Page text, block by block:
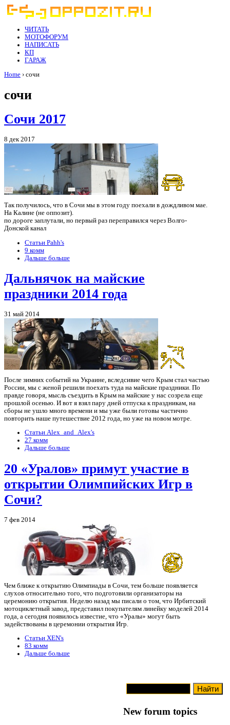
ЧИТАТЬ
МОТОФОРУМ
НАПИСАТЬ
КП
ГАРАЖ
Home › сочи
сочи
Сочи 2017
8 дек 2017
Так получилось, что в Сочи мы в этом году поехали в дождливом мае.
На Калине (не оппозит).
по дороге заплутали, но первый раз переправился через Волго-
Донской канал
Статьи Pahh's
9 комм
Дальше больше
Дальнячок на майские
праздники 2014 года
31 май 2014
После зимних событий на Украине, вследсивие чего Крым стал частью
России, мы с женой решили поехать туда на майские праздники. По
правде говоря, мысль съездить в Крым на майские у нас созрела еще
прошлой осенью. И вот я взял пару дней отпуска к праздникам, на
сборы не ушло много времени и мы уже были готовы частично
повторить наше путешествие 2012 года, но уже на новом мотре.
Статьи Alex_and_Alex's
27 комм
Дальше больше
20 «Уралов» примут участие в
открытии Олимпийских Игр в
Сочи?
7 фев 2014
Чем ближе к открытию Олимпиады в Сочи, тем больше появляется
слухов относительно того, что подготовили организаторы на
церемонию открытия. Неделю назад мы писали о том, что Ирбитский
мотоциклетный завод, представил покупателям линейку моделей 2014
года, а сегодня появилось известие, что «Уралы» могут быть
задействованы в церемонии открытия Игр.
Статьи XEN's
83 комм
Дальше больше
New forum topics